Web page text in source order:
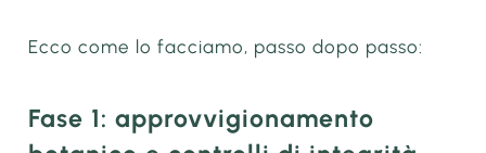
Ecco come lo facciamo, passo dopo passo:
Fase 1: approvvigionamento